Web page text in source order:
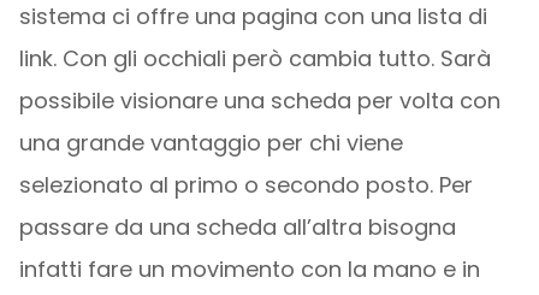
sistema ci offre una pagina con una lista di
link. Con gli occhiali però cambia tutto. Sarà
possibile visionare una scheda per volta con
una grande vantaggio per chi viene
selezionato al primo o secondo posto. Per
passare da una scheda all’altra bisogna
infatti fare un movimento con la mano e in